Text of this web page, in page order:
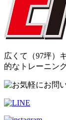
広くて（97坪）
的なトレーニン